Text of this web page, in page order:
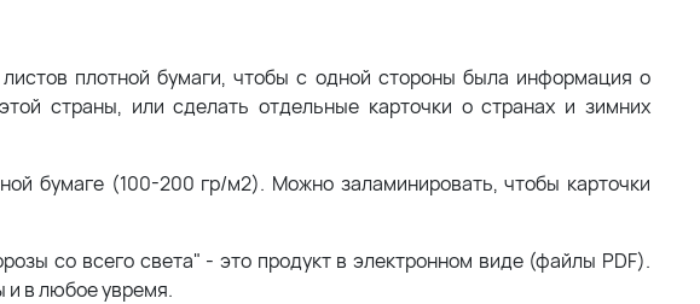
плотной бумаги, чтобы с одной стороны была информация о
страны, или сделать отдельные карточки о странах и зимних
бумаге (100-200 гр/м2). Можно заламинировать, чтобы карточки
со всего света" - это продукт в электронном виде (файлы PDF).
и в любое увремя.